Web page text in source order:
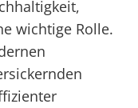
wichtige Rolle.